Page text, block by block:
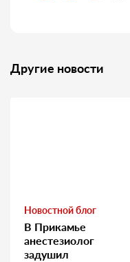
Другие новости
Новостной блог
В Прикамье
анестезиолог
задушил